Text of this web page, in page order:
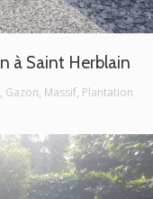
à Saint Herblain
, Gazon, Massif, Plantation